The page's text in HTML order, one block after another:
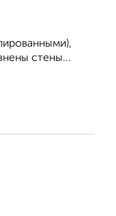
стены...